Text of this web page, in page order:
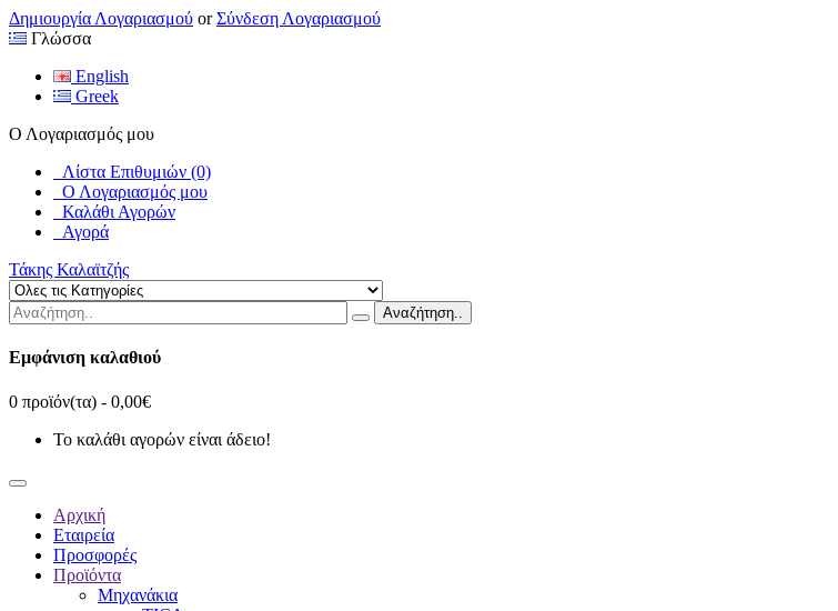
Δημιουργία Λογαριασμού orΣύνδεση Λογαριασμού
Γλώσσα
English
Greek
Ο Λογαριασμός μου
Λίστα Επιθυμιών (0)
Ο Λογαριασμός μου
Καλάθι Αγορών
Αγορά
Τάκης Καλαϊτζής
Αναζήτηση..
Εμφάνιση καλαθιού
0 προϊόν(τα) - 0,00€
Το καλάθι αγορών είναι άδειο!
Αρχική
Εταιρεία
Προσφορές
Προϊόντα
Μηχανάκια